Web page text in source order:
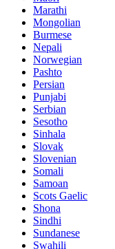
Marathi
Mongolian
Burmese
Nepali
Norwegian
Pashto
Persian
Punjabi
Serbian
Sesotho
Sinhala
Slovak
Slovenian
Somali
Samoan
Scots Gaelic
Shona
Sindhi
Sundanese
Swahili